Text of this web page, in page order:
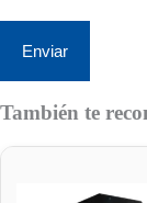
Enviar
También te